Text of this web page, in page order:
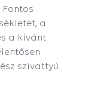
a
a kívánt
szivattyú